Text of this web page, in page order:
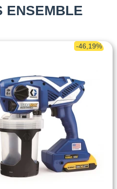
ENSEMBLE
-46,19%